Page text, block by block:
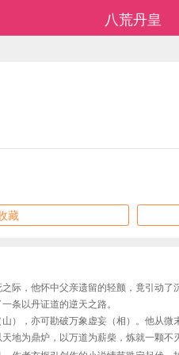
八荒丹皇
藏
际，他怀中父亲遗留的轻颤，竟引动了
条以丹证道的逆天之路。
，亦可勘破万象虚妄（相）。他从
为鼎炉，以万道为薪柴，炼就一颗